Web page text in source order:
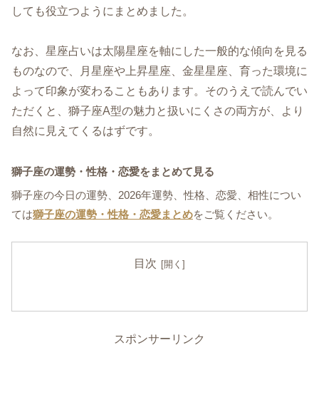
しても役立つようにまとめました。
なお、星座占いは太陽星座を軸にした一般的な傾向を見る
ものなので、月星座や上昇星座、金星星座、育った環境に
よって印象が変わることもあります。そのうえで読んでい
ただくと、獅子座A型の魅力と扱いにくさの両方が、より
自然に見えてくるはずです。
獅子座の運勢・性格・恋愛をまとめて見る
獅子座の今日の運勢、2026年運勢、性格、恋愛、相性につい
ては獅子座の運勢・性格・恋愛まとめをご覧ください。
目次
スポンサーリンク